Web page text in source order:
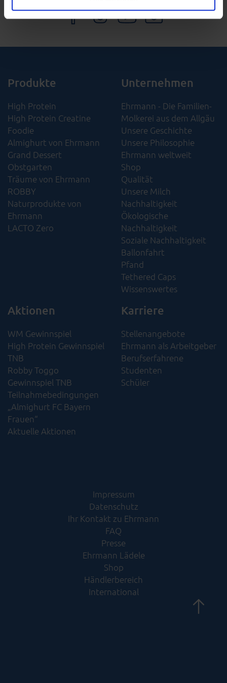
Ihnen die Benutzung unserer Website so einfach wie
möglich zu machen und Ihren Besuch auf unserer Seite
finden Sie in unseren Bestimmungen zumDatenschutz.
Produkte
High Protein
High Protein Creatine
Foodie
Almighurt von Ehrmann
Grand Dessert
Obstgarten
Träume von Ehrmann
ROBBY
Naturprodukte von
Ehrmann
LACTO Zero
Aktionen
WM Gewinnspiel
High Protein Gewinnspiel
TNB
Robby Toggo
Gewinnspiel TNB
Teilnahmebedingungen
„Almighurt FC Bayern
Frauen“
Aktuelle Aktionen
Unternehmen
Ehrmann - Die Familien-
Molkerei aus dem Allgäu
Unsere Geschichte
Unsere Philosophie
Ehrmann weltweit
Shop
Qualität
Unsere Milch
Nachhaltigkeit
Ökologische
Nachhaltigkeit​
Soziale Nachhaltigkeit​
Ballonfahrt
Pfand
Tethered Caps
Wissenswertes
Karriere
Stellenangebote
Ehrmann als Arbeitgeber
Berufserfahrene
Studenten
Schüler
Impressum
Datenschutz
Ihr Kontakt zu Ehrmann
FAQ
Presse
Ehrmann Lädele
Shop
Händlerbereich
International